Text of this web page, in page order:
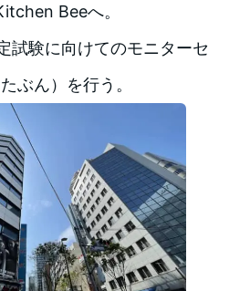
Beeへ。
試験に向けてのモニターセ
ぶん）を行う。